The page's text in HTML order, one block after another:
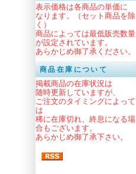
表示価格は各商品の単価に
なります。（セット商品を除
く）
商品によっては最低販売数量
が設定されています。
あらかじめ御了承ください。
商品在庫について
掲載商品の在庫状況は
随時更新していますが、
ご注文のタイミングによって
は
稀に在庫切れ、終息になる場
合もございます。
あらかじめ御了承下さい。